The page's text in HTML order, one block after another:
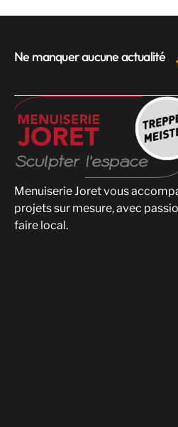
Ne manquer aucune actualité
Menuiserie Joret vous
projets sur mesure, avec
faire local.